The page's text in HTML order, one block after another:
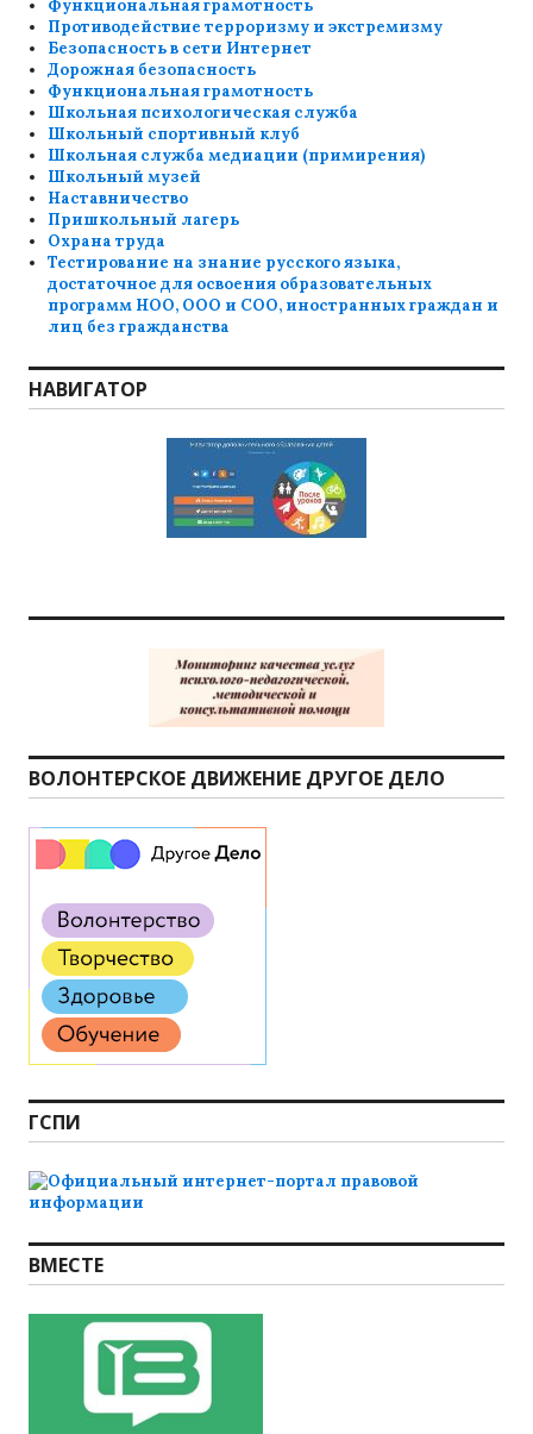
Функциональная грамотность
Противодействие терроризму и экстремизму
Безопасность в сети Интернет
Дорожная безопасность
Функциональная грамотность
Школьная психологическая служба
Школьный спортивный клуб
Школьная служба медиации (примирения)
Школьный музей
Наставничество
Пришкольный лагерь
Охрана труда
Тестирование на знание русского языка,
достаточное для освоения образовательных
программ НОО, ООО и СОО, иностранных граждан и
лиц без гражданства
НАВИГАТОР
ВОЛОНТЕРСКОЕ ДВИЖЕНИЕ ДРУГОЕ ДЕЛО
ГСПИ
ВМЕСТЕ